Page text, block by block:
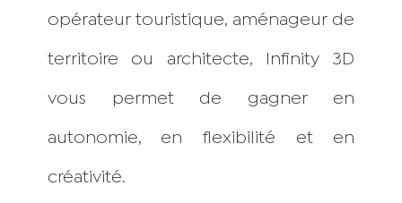
opérateur touristique, aménageur de
territoire ou architecte, Infinity 3D
vous permet de gagner en
autonomie, en flexibilité et en
créativité.